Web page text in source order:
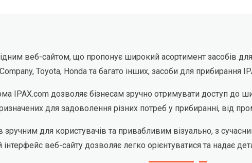
веб-сайтом, що пропонує широкий асортимент засобів
Toyota, Honda та багато інших, засоби для
IPAX.com дозволяє бізнесам зручно отримувати доступ
для задоволення різних потреб у прибиранні, від
для користувачів та привабливим візуально, з
інтерфейс веб-сайту дозволяє легко орієнтуватися та надає